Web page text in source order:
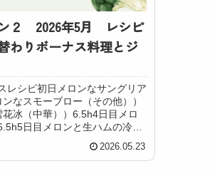
２ 2026年5月 レシピ
りボーナス料理とジ
レシピ初日メロンなサングリア
なスモーブロー（その他））
冰（中華））6.5h4日目メロ
日目メロンと生ハムの冷製
2026.05.23